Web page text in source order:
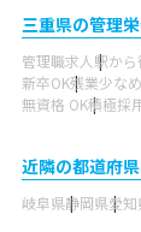
三重県の管理
管理職求人 駅か
新卒OK残業少なめ
無資格 OK積極採
近隣の都道府
岐阜県静岡県愛